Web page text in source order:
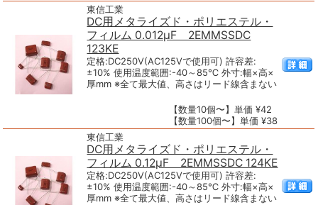
東信工業
DC用メタライズド・ポリエステル・
フィルム 0.012μF 2EMMSSDC
123KE
定格:DC250V(AC125Vで使用可) 許容差:
±10% 使用温度範囲:-40～85℃ 外寸:幅×高×
厚mm ※全て最大値、高さはリード線含まない
【数量10個〜】単価 ¥42
【数量100個〜】単価 ¥38
東信工業
DC用メタライズド・ポリエステル・
フィルム 0.12μF 2EMMSSDC 124KE
定格:DC250V(AC125Vで使用可) 許容差:
±10% 使用温度範囲:-40～85℃ 外寸:幅×高×
厚mm ※全て最大値、高さはリード線含まない